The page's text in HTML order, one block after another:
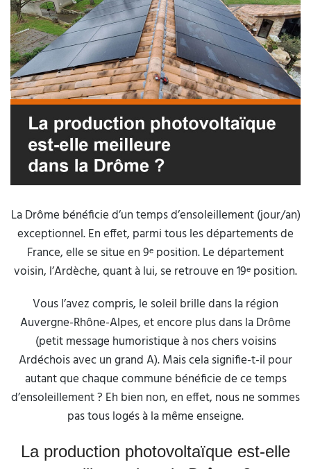
La Drôme bénéficie d’un temps d’ensoleillement (jour/an)
exceptionnel. En effet, parmi tous les départements de
France, elle se situe en 9ᵉ position. Le département
voisin, l’Ardèche, quant à lui, se retrouve en 19ᵉ position.
Vous l’avez compris, le soleil brille dans la région
Auvergne-Rhône-Alpes, et encore plus dans la Drôme
(petit message humoristique à nos chers voisins
Ardéchois avec un grand A). Mais cela signifie-t-il pour
autant que chaque commune bénéficie de ce temps
d’ensoleillement ? Eh bien non, en effet, nous ne sommes
pas tous logés à la même enseigne.
La production photovoltaïque est-elle